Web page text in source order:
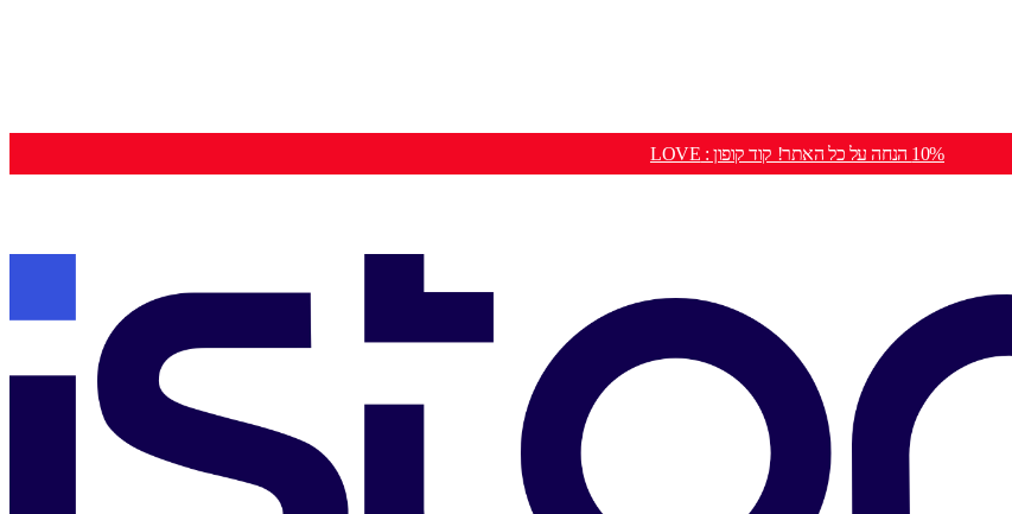
10% הנחה על כל האתר! קוד קופון : LOVE